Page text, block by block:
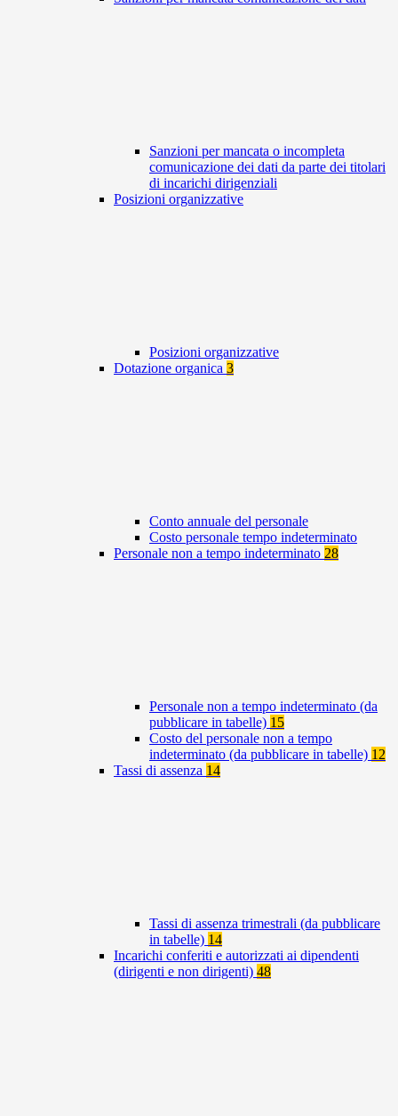
Sanzioni per mancata o incompleta
comunicazione dei dati da parte dei titolari
di incarichi dirigenziali
Posizioni organizzative
Posizioni organizzative
Dotazione organica 3
Conto annuale del personale
Costo personale tempo indeterminato
Personale non a tempo indeterminato 28
Personale non a tempo indeterminato (da
pubblicare in tabelle) 15
Costo del personale non a tempo
indeterminato (da pubblicare in tabelle) 12
Tassi di assenza 14
Tassi di assenza trimestrali (da pubblicare
in tabelle) 14
Incarichi conferiti e autorizzati ai dipendenti
(dirigenti e non dirigenti) 48